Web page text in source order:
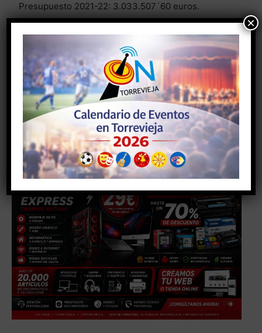
Presupuesto 2021-22: 3.033.507´60 euros.
Presupuesto 2023: 337.056 euros.
El total de la inversión de la obra en su conjunto
asciende a 7.732.237´60 euros.
- Anuncio -
×